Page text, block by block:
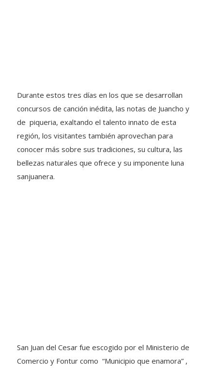
Durante estos tres días en los que se desarrollan
concursos de canción inédita, las notas de Juancho y
de piqueria, exaltando el talento innato de esta
región, los visitantes también aprovechan para
conocer más sobre sus tradiciones, su cultura, las
bellezas naturales que ofrece y su imponente luna
sanjuanera.
San Juan del Cesar fue escogido por el Ministerio de
Comercio y Fontur como “Municipio que enamora” ,